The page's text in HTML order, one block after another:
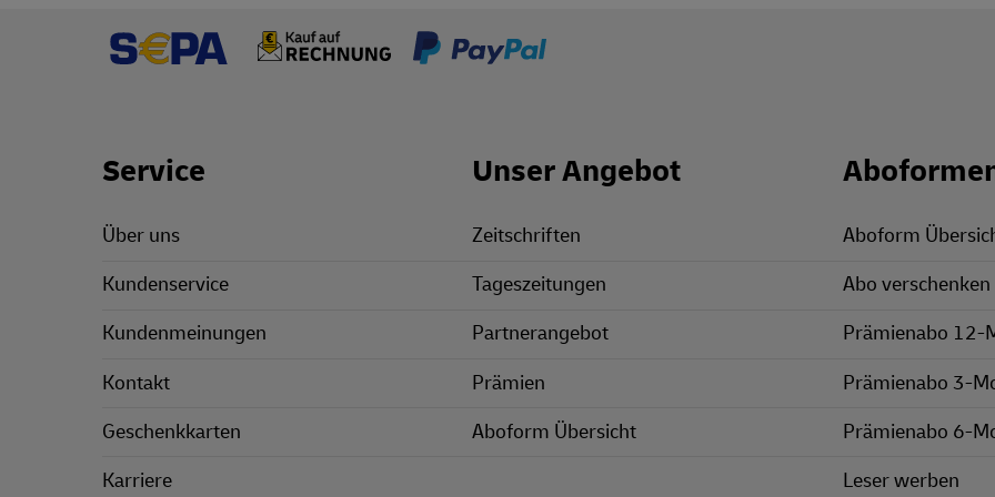
Footer Links
Service
Über uns
Kundenservice
Kundenmeinungen
Kontakt
Geschenkkarten
Karriere
Unser Angebot
Zeitschriften
Tageszeitungen
Partnerangebot
Prämien
Aboform Übersicht
Aboform
Abo verschenken
Prämienabo 12-
Prämienabo 3-
Prämienabo 6-
Leser werben